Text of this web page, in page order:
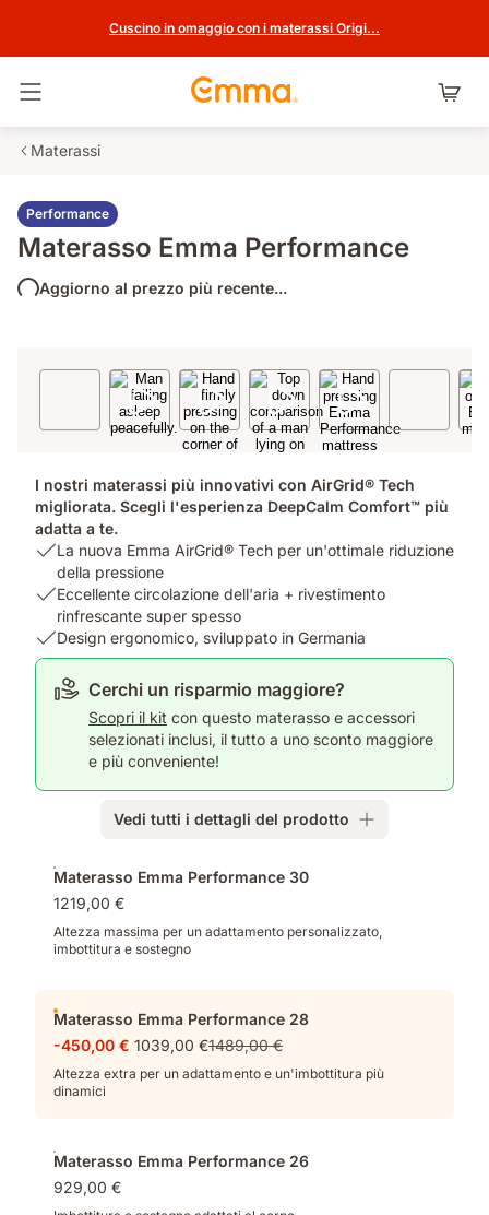
Cuscino in omaggio con i materassi Origi...
Materassi
Performance
Materasso Emma Performance
Aggiorno al prezzo più recente...
I nostri materassi più innovativi con AirGrid® Tech
migliorata. Scegli l'esperienza DeepCalm Comfort™ più
adatta a te.
USP
La
nuova
Emma
AirGrid®
Tech
per
un'ottimale
riduzione
pressione
La nuova Emma AirGrid® Tech per un'ottimale riduzione
della pressione
USP
Eccellente
circolazione
dell'aria
rivestimento
rinfrescante
spesso
Eccellente circolazione dell'aria + rivestimento
rinfrescante super spesso
USP
3:
Design
ergonomico,
sviluppato
Germania
Design ergonomico, sviluppato in Germania
Cerchi un risparmio maggiore?
Scopri il kit con questo materasso e accessori
selezionati inclusi, il tutto a uno sconto maggiore
e più conveniente!
Vedi tutti i dettagli del prodotto
aggiuntivi
Materasso Emma Performance 30
1219,00 €
Altezza massima per un adattamento personalizzato,
imbottitura e sostegno
Materasso Emma Performance 28
-450,00 € 1039,00 €1489,00 €
Altezza extra per un adattamento e un'imbottitura più
dinamici
Materasso Emma Performance 26
929,00 €